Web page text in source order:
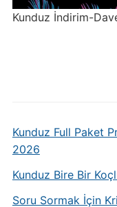
Kunduz İndirim-
Kunduz Full Paket
2026
Kunduz Bire Bir
Soru Sormak İçin